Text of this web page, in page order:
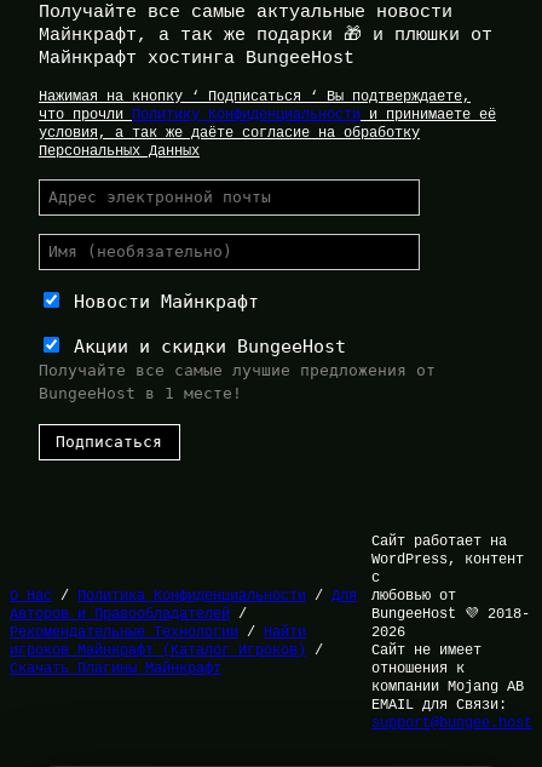
Получайте все самые актуальные новости
Майнкрафт, а так же подарки 🎁 и плюшки от
Майнкрафт хостинга BungeeHost
Нажимая на кнопку ‘ Подписаться ‘ Вы подтверждаете,
что прочли Политику Конфиденциальности и принимаете её
условия, а так же даёте согласие на обработку
Персональных Данных
Новости Майнкрафт
Акции и скидки BungeeHost
Получайте все самые лучшие предложения от
BungeeHost в 1 месте!
О Нас / Политика Конфиденциальности / Для
Авторов и Правообладателей /
Рекомендательные Технологии / Найти
игроков Майнкрафт (Каталог Игроков) /
Скачать Плагины Майнкрафт
Сайт работает на
WordPress, контент
с
любовью от
BungeeHost 💜 2018-
2026
Сайт не имеет
отношения к
компании Mojang AB
EMAIL для Связи:
support@bungee.host